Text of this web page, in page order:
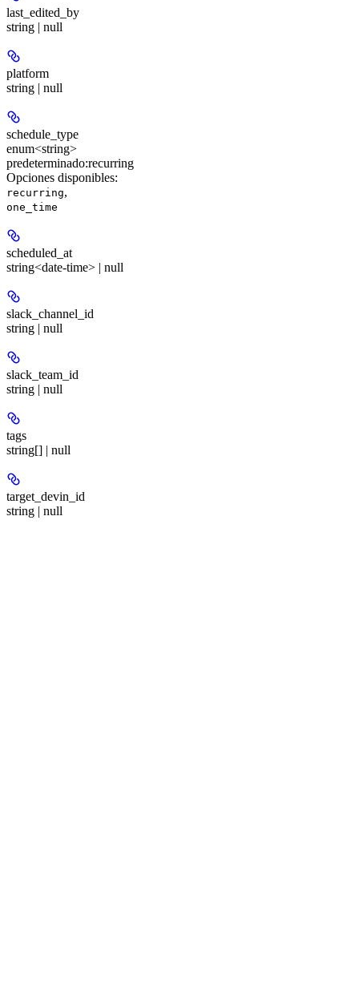
last_edited_by
string | null
platform
string | null
schedule_type
enum<string>
predeterminado:recurring
Opciones disponibles:
recurring,
one_time
scheduled_at
string<date-time> | null
slack_channel_id
string | null
slack_team_id
string | null
tags
string[] | null
target_devin_id
string | null